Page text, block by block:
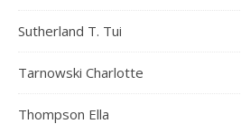
Sutherland T. Tui
Tarnowski Charlotte
Thompson Ella